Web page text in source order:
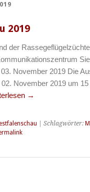
2019
der
November 2019 Die
November 2019 um
→
| Schlagwörter: